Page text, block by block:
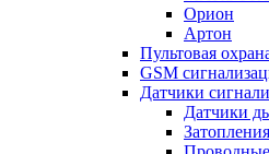
Орион
Артон
Пультовая
GSM
Датчики
Датчики
Затопления